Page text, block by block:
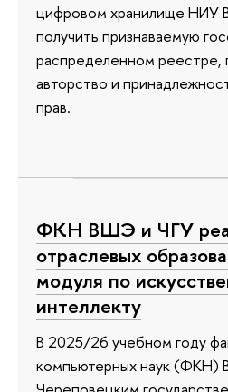
цифровом хранилище НИУ
получить признаваемую
распределенном
авторство и
прав.
ФКН ВШЭ и ЧГУ
отраслевых
модуля по
интеллекту
В 2025/26 учебном году
компьютерных наук (ФКН)